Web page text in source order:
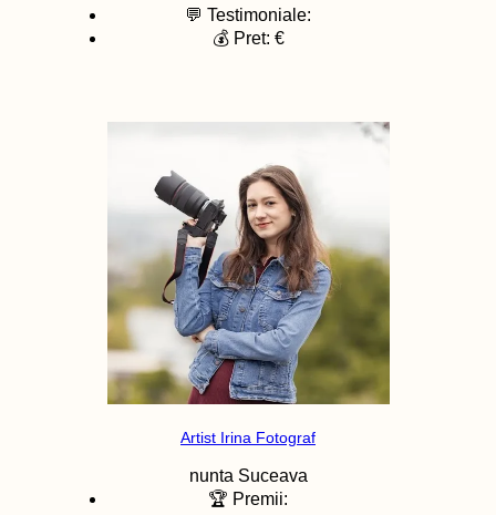
💬 Testimoniale:
💰 Pret: €
Artist Irina Fotograf
nunta Suceava
🏆 Premii: